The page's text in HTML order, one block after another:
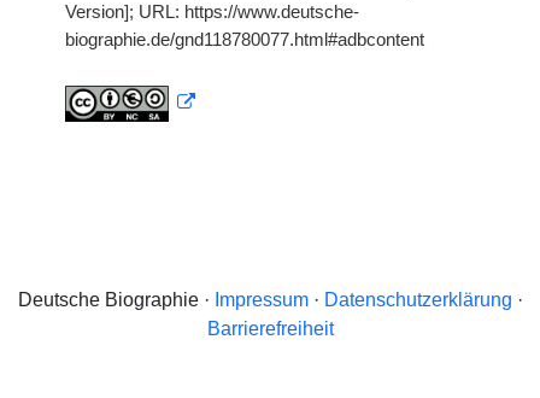
Version]; URL: https://www.deutsche-
biographie.de/gnd118780077.html#adbcontent
Deutsche Biographie · Impressum· Datenschutzerklärung ·
Barrierefreiheit